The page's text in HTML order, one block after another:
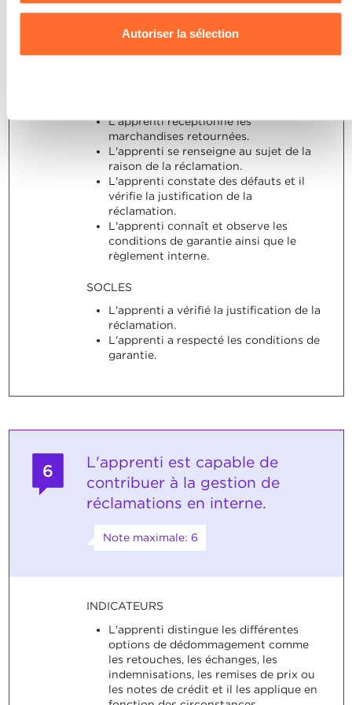
données personnelles, vous pouvez consulter notre
Charte d’usage des cookieset notrePolitique de
Autoriser la sélection
Note maximale: 12
L'apprenti réceptionne les
marchandises retournées.
L'apprenti se renseigne au sujet de la
raison de la réclamation.
L'apprenti constate des défauts et il
vérifie la justification de la
réclamation.
L'apprenti connaît et observe les
conditions de garantie ainsi que le
règlement interne.
SOCLES
L'apprenti a vérifié la justification de la
réclamation.
L'apprenti a respecté les conditions de
garantie.
6
L'apprenti est capable de
contribuer à la gestion de
réclamations en interne.
Note maximale: 6
INDICATEURS
L'apprenti distingue les différentes
options de dédommagement comme
les retouches, les échanges, les
indemnisations, les remises de prix ou
les notes de crédit et il les applique en